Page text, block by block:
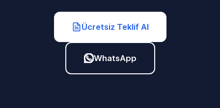
Ücretsiz Teklif Al
WhatsApp